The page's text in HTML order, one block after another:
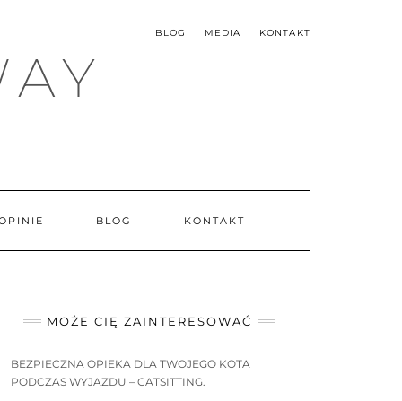
BLOG MEDIA KONTAKT
BLOG KONTAKT
MOŻE CIĘ ZAINTERESOWAĆ
BEZPIECZNA OPIEKA DLA TWOJEGO KOTA
PODCZAS WYJAZDU – CATSITTING.